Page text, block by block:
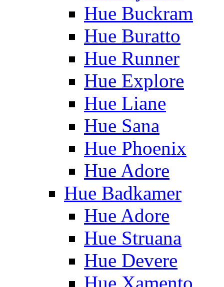
Hue Buckram
Hue Buratto
Hue Runner
Hue Explore
Hue Liane
Hue Sana
Hue Phoenix
Hue Adore
Hue Badkamer
Hue Adore
Hue Struana
Hue Devere
Hue Xamento